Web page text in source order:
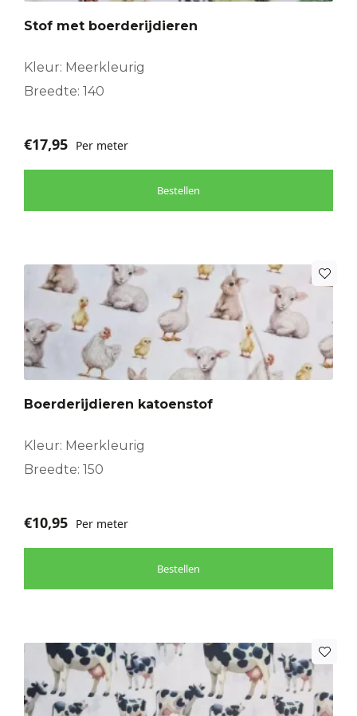
Stof met boerderijdieren
Kleur: Meerkleurig
Breedte: 140
€17,95 Per meter
Bestellen
Boerderijdieren katoenstof
Kleur: Meerkleurig
Breedte: 150
€10,95 Per meter
Bestellen